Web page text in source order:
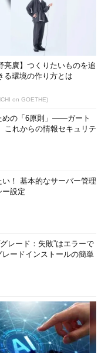
亮廣】つくりたいものを追
る環境の作り方とは
on GOETHE)
めの「6原則」――ガート
これからの情報セキュリテ
！ 基本的なサーバー管理
ー設定
レード：失敗”はエラーで
ードインストールの簡単